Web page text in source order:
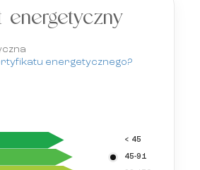
energetyczny
energetycznego?
< 45
45-91